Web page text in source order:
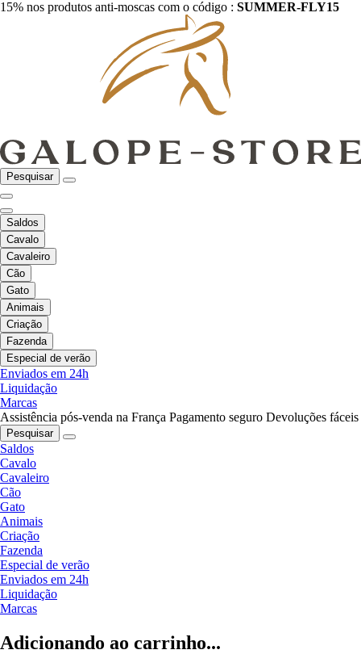
15% nos produtos anti-moscas com o código : SUMMER-FLY15
Pesquisar
Saldos
Cavalo
Cavaleiro
Cão
Gato
Animais
Criação
Fazenda
Especial de verão
Enviados em 24h
Liquidação
Marcas
Assistência pós-venda na França Pagamento seguro Devoluções fáceis
Pesquisar
Saldos
Cavalo
Cavaleiro
Cão
Gato
Animais
Criação
Fazenda
Especial de verão
Enviados em 24h
Liquidação
Marcas
Adicionando ao carrinho...